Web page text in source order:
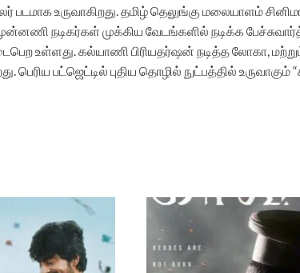
உருவாகிறது. தமிழ் தெலுங்கு மலையாளம்
நடிகர்கள் முக்கிய வேடங்களில் நடிக்க
உள்ளது. கல்யாணி பிரியதர்ஷன் நடித்த லோகா,
பெரிய பட்ஜெட்டில் புதிய தொழில் நுட்பத்தில் உருவாகும்